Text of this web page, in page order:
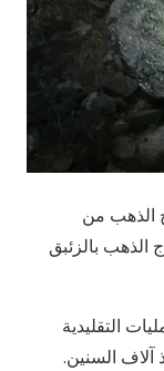
الذهب من
الذهب بالزئبق
التقليدية
آلاف السنين.